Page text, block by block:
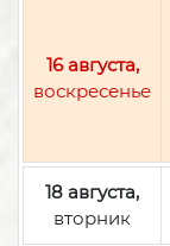
16 августа,
воскресенье
18 августа,
вторник